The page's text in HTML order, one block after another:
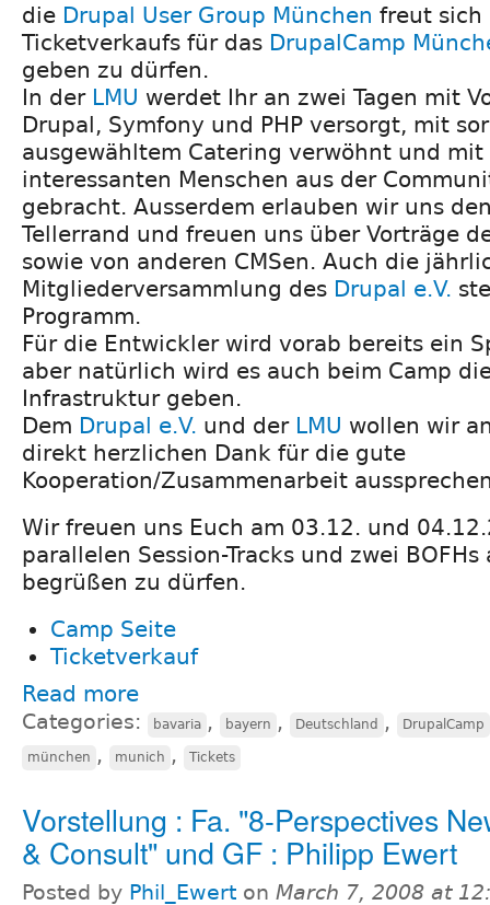
die Drupal User Group München freut sich
Ticketverkaufs für das DrupalCamp
geben zu dürfen.
In der LMU werdet Ihr an zwei Tagen mit
Drupal, Symfony und PHP versorgt, mit
ausgewähltem Catering verwöhnt und
interessanten Menschen aus der
gebracht. Ausserdem erlauben wir uns
Tellerrand und freuen uns über Vorträge
sowie von anderen CMSen. Auch die
Mitgliederversammlung des Drupal e.V.
Programm.
Für die Entwickler wird vorab bereits ein
aber natürlich wird es auch beim Camp
Infrastruktur geben.
Dem Drupal e.V. und der LMU wollen wir
direkt herzlichen Dank für die gute
Kooperation/Zusammenarbeit
Wir freuen uns Euch am 03.12. und
parallelen Session-Tracks und zwei BOFHs
begrüßen zu dürfen.
Camp Seite
Ticketverkauf
Read more
Categories: bavaria , bayern , Deutschland , DrupalCamp
münchen , munich , Tickets
Vorstellung : Fa. "8-Perspectives
& Consult" und GF : Philipp Ewert
Posted by Phil_Ewert on March 7, 2008 at